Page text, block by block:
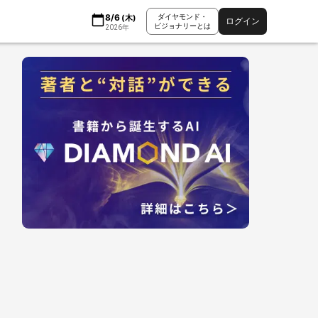
8/6 (木)
2026年
ダイヤモンド・
ビジョナリーとは
ログイン